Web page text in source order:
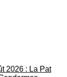
2026 : La Pat